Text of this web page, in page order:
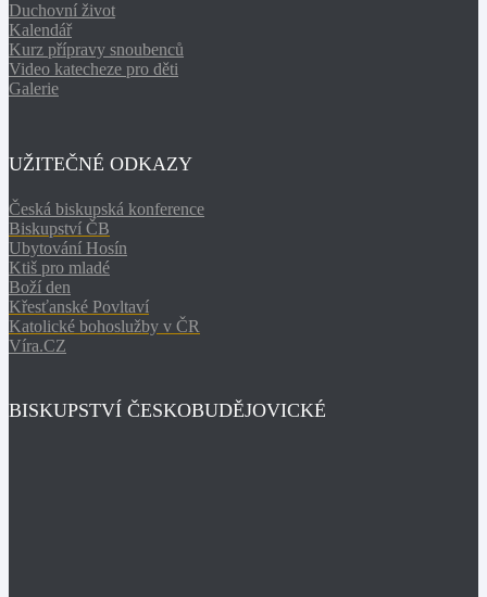
Duchovní život
Kalendář
Kurz přípravy snoubenců
Video katecheze pro děti
Galerie
UŽITEČNÉ ODKAZY
Česká biskupská konference
Biskupství ČB
Ubytování Hosín
Ktiš pro mladé
Boží den
Křesťanské Povltaví
Katolické bohoslužby v ČR
Víra.CZ
BISKUPSTVÍ ČESKOBUDĚJOVICKÉ